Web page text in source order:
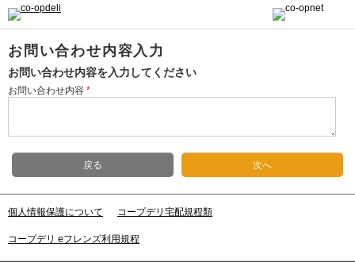
お問い合わせ内容入力
お問い合わせ内容を入力してください
お問い合わせ内容 *
戻る 次へ
個人情報保護について コープデリ宅配規程類
コープデリ eフレンズ利用規程